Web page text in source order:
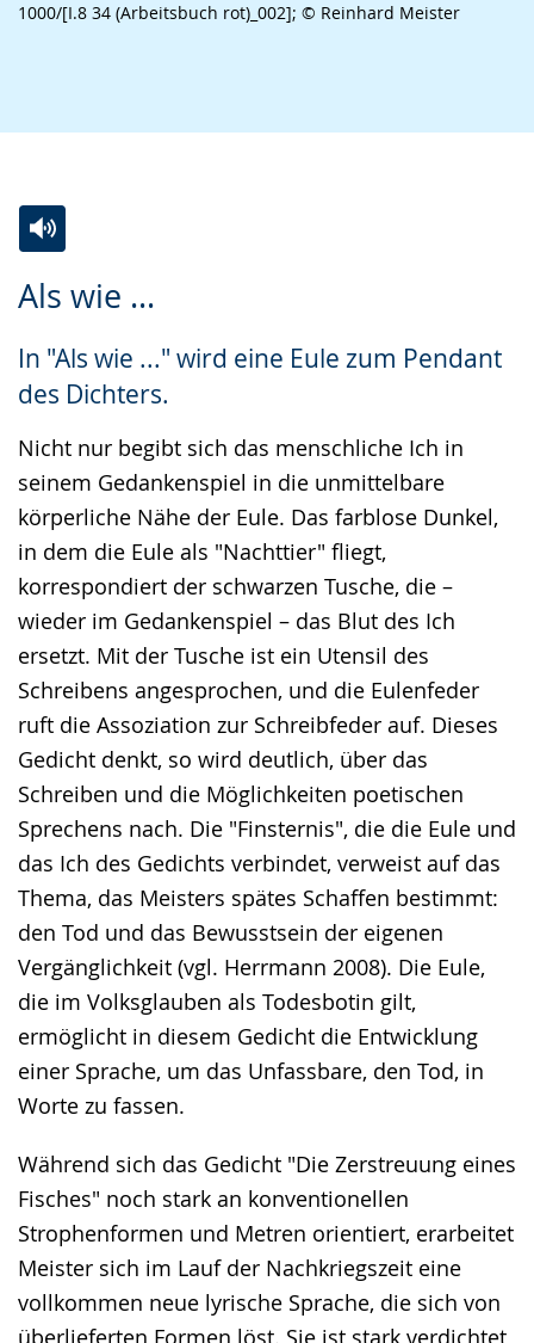
1000/[I.8 34 (Arbeitsbuch rot)_002]; © Reinhard Meister
Als wie ...
In "Als wie ..." wird eine Eule zum Pendant
des Dichters.
Nicht nur begibt sich das menschliche Ich in
seinem Gedankenspiel in die unmittelbare
körperliche Nähe der Eule. Das farblose Dunkel,
in dem die Eule als "Nachttier" fliegt,
korrespondiert der schwarzen Tusche, die –
wieder im Gedankenspiel – das Blut des Ich
ersetzt. Mit der Tusche ist ein Utensil des
Schreibens angesprochen, und die Eulenfeder
ruft die Assoziation zur Schreibfeder auf. Dieses
Gedicht denkt, so wird deutlich, über das
Schreiben und die Möglichkeiten poetischen
Sprechens nach. Die "Finsternis", die die Eule und
das Ich des Gedichts verbindet, verweist auf das
Thema, das Meisters spätes Schaffen bestimmt:
den Tod und das Bewusstsein der eigenen
Vergänglichkeit (vgl. Herrmann 2008). Die Eule,
die im Volksglauben als Todesbotin gilt,
ermöglicht in diesem Gedicht die Entwicklung
einer Sprache, um das Unfassbare, den Tod, in
Worte zu fassen.
Während sich das Gedicht "Die Zerstreuung eines
Fisches" noch stark an konventionellen
Strophenformen und Metren orientiert, erarbeitet
Meister sich im Lauf der Nachkriegszeit eine
vollkommen neue lyrische Sprache, die sich von
überlieferten Formen löst. Sie ist stark verdichtet
Leichten
wechseln.
Audio-
Video
Deutscher
Gebärdensprache
wird
angezeigt.